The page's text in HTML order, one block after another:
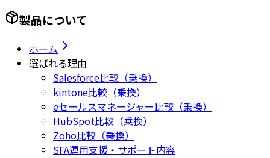
製品について
ホーム
選ばれる理由
Salesforce比較（乗換）
kintone比較（乗換）
eセールスマネージャー比較（乗換）
HubSpot比較（乗換）
Zoho比較（乗換）
SFA運用支援・サポート内容